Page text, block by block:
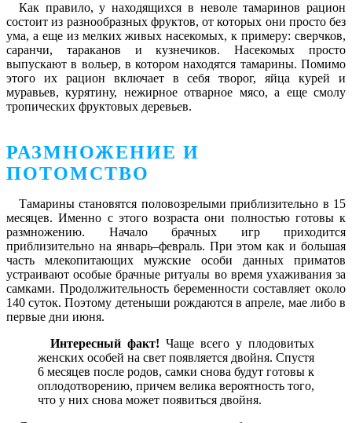
Как правило, у находящихся в неволе тамаринов рацион
состоит из разнообразных фруктов, от которых они просто без
ума, а еще из мелких живых насекомых, к примеру: сверчков,
саранчи, тараканов и кузнечиков. Насекомых просто
выпускают в вольер, в котором находятся тамарины. Помимо
этого их рацион включает в себя творог, яйца курей и
муравьев, курятину, нежирное отварное мясо, а еще смолу
тропических фруктовых деревьев.
РАЗМНОЖЕНИЕ И
ПОТОМСТВО
Тамарины становятся половозрелыми приблизительно в 15
месяцев. Именно с этого возраста они полностью готовы к
размножению. Начало брачных игр приходится
приблизительно на январь–февраль. При этом как и большая
часть млекопитающих мужские особи данных приматов
устраивают особые брачные ритуалы во время ухаживания за
самками. Продолжительность беременности составляет около
140 суток. Поэтому детеныши рождаются в апреле, мае либо в
первые дни июня.
Интересный факт! Чаще всего у плодовитых
женских особей на свет появляется двойня. Спустя
6 месяцев после родов, самки снова будут готовы к
оплодотворению, причем велика вероятность того,
что у них снова может появиться двойня.